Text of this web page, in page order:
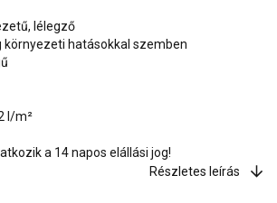
lélegző
környezeti hatásokkal szemben
l/m²
a 14 napos elállási jog!
Részletes leírás